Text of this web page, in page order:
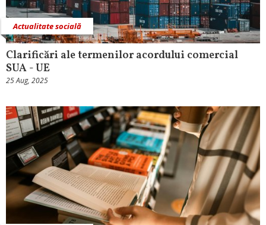
Actualitate socială
Clarificări ale termenilor acordului comercial
SUA - UE
25 Aug, 2025